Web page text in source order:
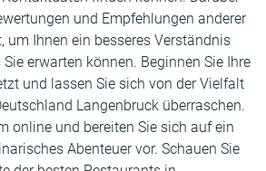
und Empfehlungen anderer
um Ihnen ein besseres Verständnis
erwarten können. Beginnen Sie Ihre
und lassen Sie sich von der Vielfalt
Langenbruck überraschen.
online und bereiten Sie sich auf ein
Abenteuer vor. Schauen Sie